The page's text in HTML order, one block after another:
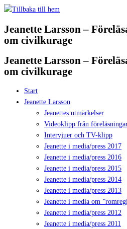
Hoppa
innehåll
Jeanette Larsson –
om civilkurage
Jeanette Larsson –
om civilkurage
Start
Jeanette Larsson
Jeanettes utmärkelser
Videoklipp från
Intervjuer och TV-klipp
Jeanette i media/press 2017
Jeanette i media/press 2016
Jeanette i media/press 2015
Jeanette i media/press 2014
Jeanette i media/press 2013
Jeanette i media om
Jeanette i media/press 2012
Jeanette i media/press 2011